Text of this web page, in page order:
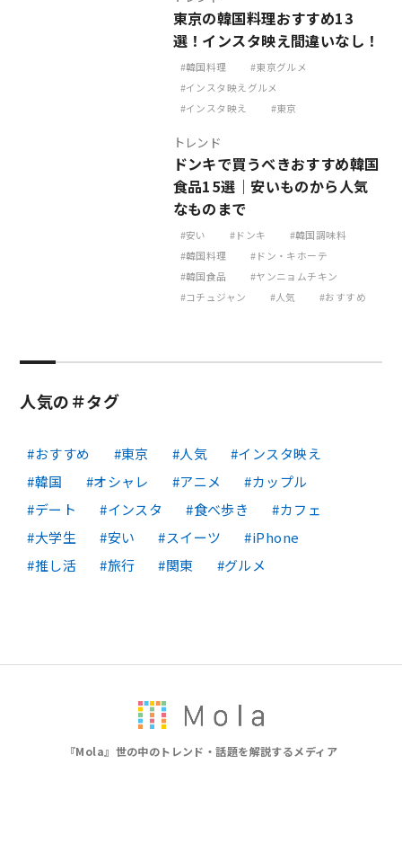
東京の韓国料理おすすめ13
選！インスタ映え間違いなし！
韓国料理
東京グルメ
インスタ映えグルメ
インスタ映え
東京
トレンド
ドンキで買うべきおすすめ韓国
食品15選｜安いものから人気
なものまで
安い ドンキ
韓国調味料
韓国料理
ドン・キホーテ
韓国食品
ヤンニョムチキン
コチュジャン
人気 おすすめ
人気の＃タグ
おすすめ 東京 人気
インスタ映え
韓国
オシャレ アニメ
カップル
デート
インスタ 食べ歩き
カフェ
大学生
安い スイーツ
iPhone
推し活
旅行 関東 グルメ
『Mola』世の中のトレンド・話題を解説するメディア